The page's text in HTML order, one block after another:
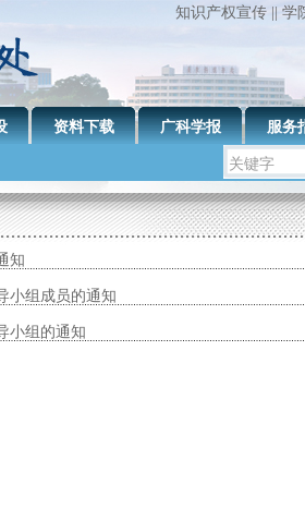
知识产权宣传 学
资料下载 广科学报 服务
知
小组成员的通知
小组的通知